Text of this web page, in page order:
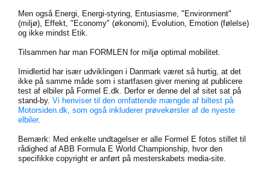
Men også Energi, Energi-styring, Entusiasme, "Environment"
(miljø), Effekt, "Economy" (økonomi), Evolution, Emotion (følelse)
og ikke mindst Etik.
Tilsammen har man FORMLEN for miljø optimal mobilitet.
Imidlertid har især udviklingen i Danmark været så hurtig, at det
ikke på samme måde som i startfasen giver mening at publicere
test af elbiler på Formel E.dk. Derfor er denne del af sitet sat på
stand-by. Vi henviser til den omfattende mængde af biltest på
Motorsiden.dk, som også inkluderer prøvekørsler af de nyeste
elbiler.
Bemærk: Med enkelte undtagelser er alle Formel E fotos stillet til
rådighed af ABB Formula E World Championship, hvor den
specifikke copyright er anført på mesterskabets media-site.